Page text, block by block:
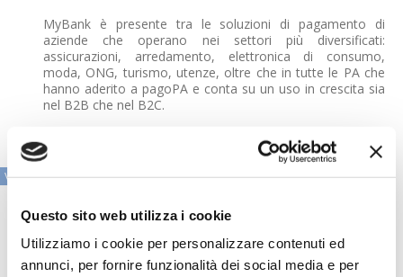
Questo sito web utilizza i cookie
Utilizziamo i cookie per personalizzare contenuti ed
annunci, per fornire funzionalità dei social media e per
MyBank è presente tra le soluzioni di pagamento di
aziende che operano nei settori più diversificati:
assicurazioni, arredamento, elettronica di consumo,
moda, ONG, turismo, utenze, oltre che in tutte le PA che
hanno aderito a pagoPA e conta su un uso in crescita sia
nel B2B che nel B2C.
VAI ALLA SEZIONE IN PRIMO PIANO